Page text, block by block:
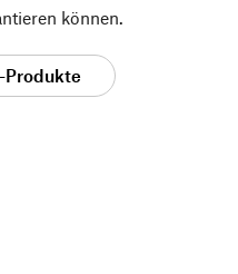
können.
Produkte